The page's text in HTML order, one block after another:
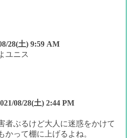
28(土) 9:59 AM
ユニス
08/28(土) 2:44 PM
者ぶるけど大人に迷惑をかけて
かって棚に上げるよね。